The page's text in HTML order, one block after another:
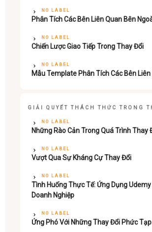
NO LABEL
Phân Tích Các Bên Liên Quan Bên
NO LABEL
Chiến Lược Giao Tiếp Trong Thay Đổi
NO LABEL
Mẫu Template Phân Tích Các Bên Liên
GIẢI QUYẾT THÁCH THỨC TRONG
NO LABEL
Những Rào Cản Trong Quá Trình Thay
NO LABEL
Vượt Qua Sự Kháng Cự Thay Đổi
NO LABEL
Tình Huống Thực Tế: Ứng Dụng
Doanh Nghiệp
NO LABEL
Ứng Phó Với Những Thay Đổi Phức Tạp